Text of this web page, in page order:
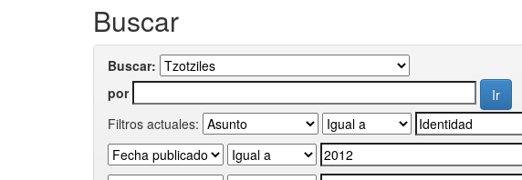
Buscar
Buscar:
por
Filtros actuales: